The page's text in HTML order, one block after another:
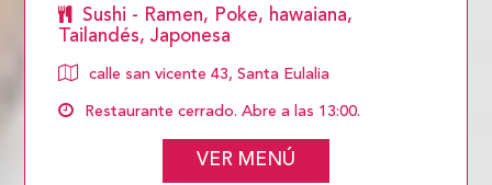
Sushi - Ramen, Poke, hawaiana,
Tailandés, Japonesa
calle san vicente 43, Santa Eulalia
Restaurante cerrado. Abre a las 13:00.
VER MENÚ